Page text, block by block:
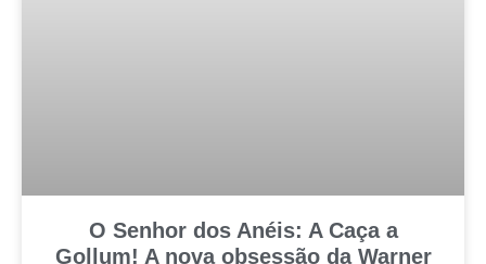
O Senhor dos Anéis: A Caça a
Gollum! A nova obsessão da Warner